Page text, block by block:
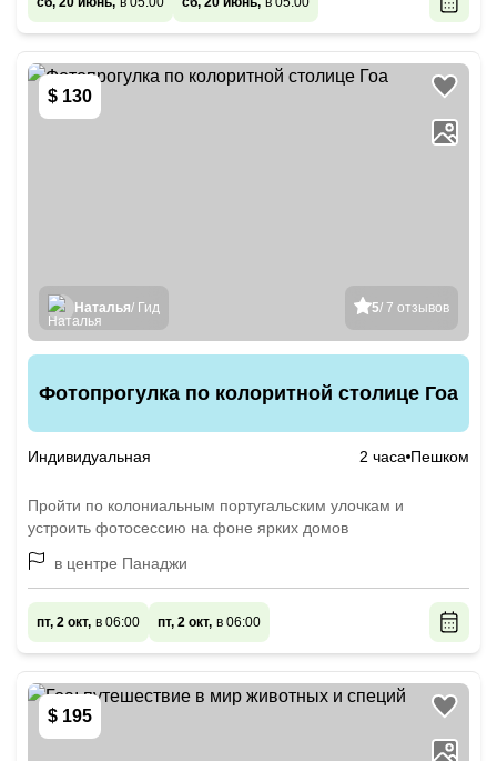
$ 130
5/ 7 отзывов
Наталья/ Гид
Фотопрогулка по колоритной столице Гоа
Индивидуальная 2 часа Пешком
Пройти по колониальным португальским улочкам и
устроить фотосессию на фоне ярких домов
в центре Панаджи
пт, 2 окт, в 06:00 пт, 2 окт, в 06:00
$ 195